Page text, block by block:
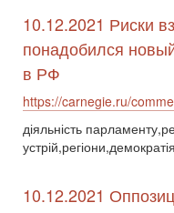
10.12.2021 Риски
понадобился
в РФ
https://carnegie.ru/
діяльність
10.12.2021